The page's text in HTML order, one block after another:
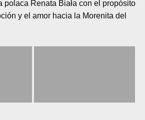
polaca Renata Biała con el propósito
y el amor hacia la Morenita del